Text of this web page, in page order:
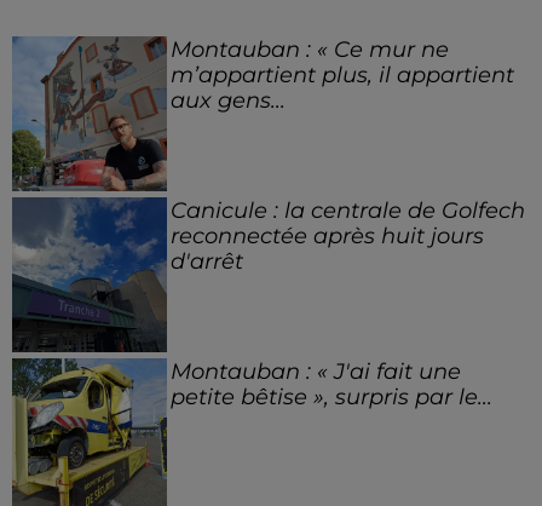
Montauban : « Ce mur ne
m’appartient plus, il appartient
aux gens...
Canicule : la centrale de Golfech
reconnectée après huit jours
d'arrêt
Montauban : « J'ai fait une
petite bêtise », surpris par le...